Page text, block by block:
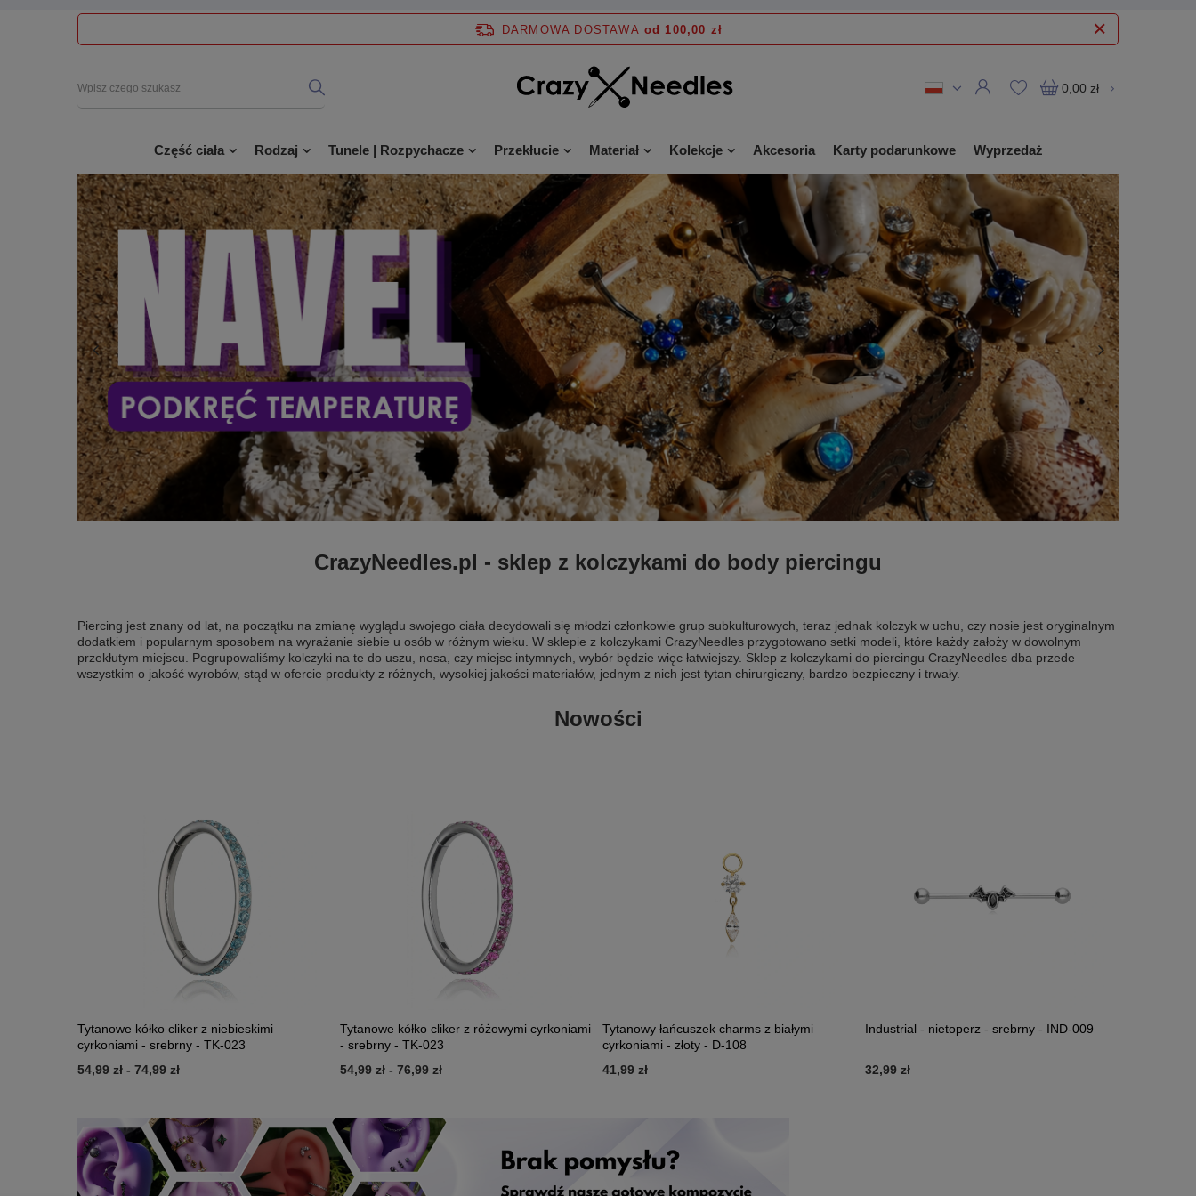
DARMOWA DOSTAWA od 100,00 zł
0,00 zł
Część ciała Rodzaj Tunele | Rozpychacze Przekłucie Materiał Kolekcje Akcesoria Karty podarunkowe Wyprzedaż
CrazyNeedles.pl - sklep z kolczykami do body piercingu
Piercing jest znany od lat, na początku na zmianę wyglądu swojego ciała decydowali się młodzi członkowie grup subkulturowych, teraz jednak kolczyk w uchu, czy nosie jest oryginalnym
dodatkiem i popularnym sposobem na wyrażanie siebie u osób w różnym wieku. W sklepie z kolczykami CrazyNeedles przygotowano setki modeli, które każdy założy w dowolnym
przekłutym miejscu. Pogrupowaliśmy kolczyki na te do uszu, nosa, czy miejsc intymnych, wybór będzie więc łatwiejszy. Sklep z kolczykami do piercingu CrazyNeedles dba przede
wszystkim o jakość wyrobów, stąd w ofercie produkty z różnych, wysokiej jakości materiałów, jednym z nich jest tytan chirurgiczny, bardzo bezpieczny i trwały.
Nowości
Tytanowe kółko cliker z niebieskimi
cyrkoniami - srebrny - TK-023
54,99 zł - 74,99 zł
Tytanowe kółko cliker z różowymi cyrkoniami
- srebrny - TK-023
54,99 zł - 76,99 zł
Tytanowy łańcuszek charms z białymi
cyrkoniami - złoty - D-108
41,99 zł
Industrial - nietoperz - srebrny - IND-009
32,99 zł